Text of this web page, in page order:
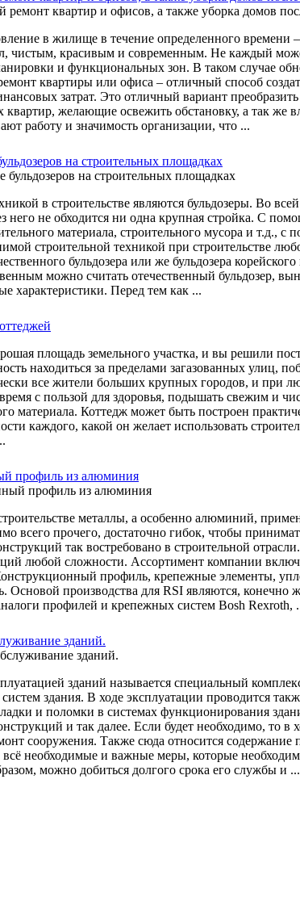
в жилище в течение определенного времени
чистым, красивым и современным. Не каждый
и функциональных зон. В таком случае
квартиры или офиса – отличный способ
затрат. Это отличный вариант
желающие освежить обстановку, а так же
работу и значимость организации, что ...
на строительных площадках
в строительстве являются бульдозеры. Во
него не обходится ни одна крупная стройка. С
материала, строительного мусора и т.д.,
строительной техникой при строительстве
бульдозера или же бульдозера
можно считать отечественный бульдозер,
характеристики. Перед тем как ...
площадь земельного участка, и вы решили
находиться за пределами загазованных улиц,
все жители больших крупных городов, и при
с пользой для здоровья, подышать свежим и
материала. Коттедж может быть построен
каждого, какой он желает использовать
профиль из алюминия
металлы, а особенно алюминий,
всего прочего, достаточно гибок, чтобы
так востребовано в строительной
любой сложности. Ассортимент компании
профиль, крепежные элементы,
Основой производства для RSI являются,
профилей и крепежных систем Bosh Rexroth,
зданий.
зданий называется специальный
здания. В ходе эксплуатации проводится
и поломки в системах функционирования
и так далее. Если будет необходимо, то
сооружения. Также сюда относится
необходимые и важные меры, которые
можно добиться долгого срока его службы и ...